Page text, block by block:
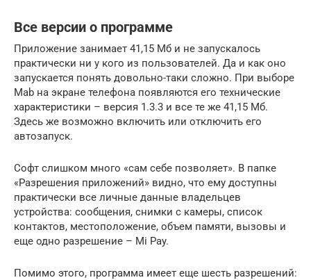
Все версии о программе
Приложение занимает 41,15 Мб и не запускалось
практически ни у кого из пользователей. Да и как оно
запускается понять довольно-таки сложно. При выборе
Mab на экране телефона появляются его технические
характеристики – версия 1.3.3 и все те же 41,15 Мб.
Здесь же возможно включить или отключить его
автозапуск.
Софт слишком много «сам себе позволяет». В папке
«Разрешения приложений» видно, что ему доступны
практически все личные данные владельцев
устройства: сообщения, снимки с камеры, список
контактов, местоположение, объем памяти, вызовы и
еще одно разрешение – Mi Pay.
Помимо этого, программа имеет еще шесть разрешений: